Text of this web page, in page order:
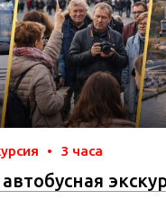
• 3 часа